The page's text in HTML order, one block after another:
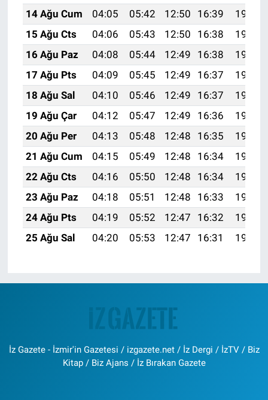
14 Ağu Cum
04:05 05:42 12:50 16:39
19:48
15 Ağu Cts
04:06 05:43 12:50 16:38
19:46
16 Ağu Paz
04:08 05:44 12:49 16:38
19:45
17 Ağu Pts
04:09 05:45 12:49 16:37
19:44
18 Ağu Sal
04:10 05:46 12:49 16:37
19:42
19 Ağu Çar
04:12 05:47 12:49 16:36
19:41
20 Ağu Per
04:13 05:48 12:48 16:35
19:39
21 Ağu Cum
04:15 05:49 12:48 16:34
19:38
22 Ağu Cts
04:16 05:50 12:48 16:34
19:36
23 Ağu Paz
04:18 05:51 12:48 16:33
19:35
24 Ağu Pts
04:19 05:52 12:47 16:32
19:33
25 Ağu Sal
04:20 05:53 12:47 16:31 19:32
İz Gazete - İzmir'in Gazetesi / izgazete.net / İz Dergi / İzTV / Biz
Kitap / Biz Ajans / İz Bırakan Gazete